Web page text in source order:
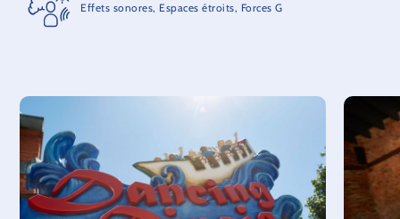
Effets sonores, Espaces étroits, Forces G